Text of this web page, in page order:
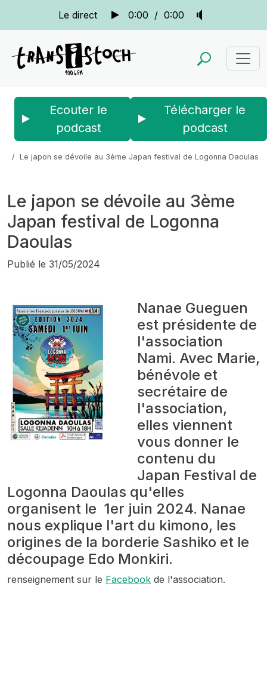
Le direct 0:00 / 0:00
Ecouter le
podcast
Télécharger le
podcast
Le japon se dévoile au 3ème Japan festival de Logonna Daoulas
Le japon se dévoile au 3ème
Japan festival de Logonna
Daoulas
Publié le 31/05/2024
Nanae Gueguen
est présidente de
l'association
Nami. Avec Marie,
bénévole et
secrétaire de
l'association,
elles viennent
vous donner le
contenu du
Japan Festival de
Logonna Daoulas qu'elles
organisent le 1er juin 2024. Nanae
nous explique l'art du kimono, les
origines de la borderie Sashiko et le
découpage Edo Monkiri.
renseignement sur le Facebook de l'association.